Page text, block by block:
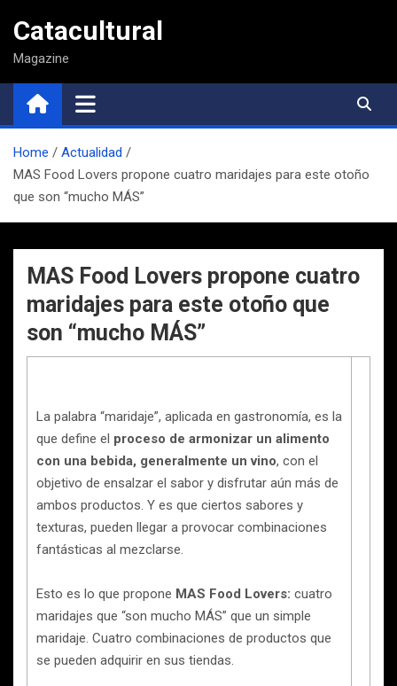
contenido
Catacultural
Magazine
Home
Actualidad
MAS Food Lovers propone cuatro maridajes para este otoño
que son “mucho MÁS”
MAS Food Lovers propone cuatro
maridajes para este otoño que
son “mucho MÁS”
La palabra “maridaje”, aplicada en gastronomía, es la
que define el proceso de armonizar un alimento
con una bebida, generalmente un vino, con el
objetivo de ensalzar el sabor y disfrutar aún más de
ambos productos. Y es que ciertos sabores y
texturas, pueden llegar a provocar combinaciones
fantásticas al mezclarse.
Esto es lo que propone MAS Food Lovers: cuatro
maridajes que “son mucho MÁS” que un simple
maridaje. Cuatro combinaciones de productos que
se pueden adquirir en sus tiendas.